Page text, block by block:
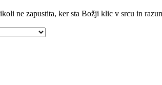
ne zapustita, ker sta Božji klic v srcu in